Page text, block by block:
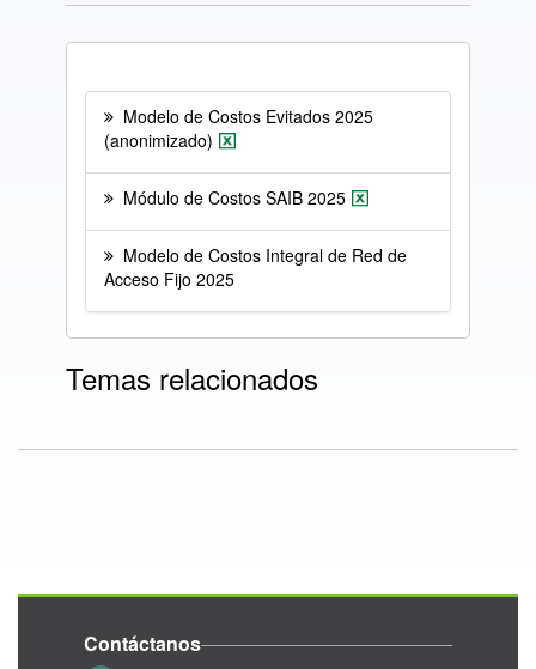
Modelo de Costos Evitados 2025
(anonimizado)
Módulo de Costos SAIB 2025
Modelo de Costos Integral de Red de
Acceso Fijo 2025
Temas relacionados
Contáctanos